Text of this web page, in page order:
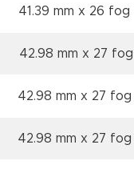
41.39 mm x 26 fog
42.98 mm x 27 fog
42.98 mm x 27 fog
42.98 mm x 27 fog